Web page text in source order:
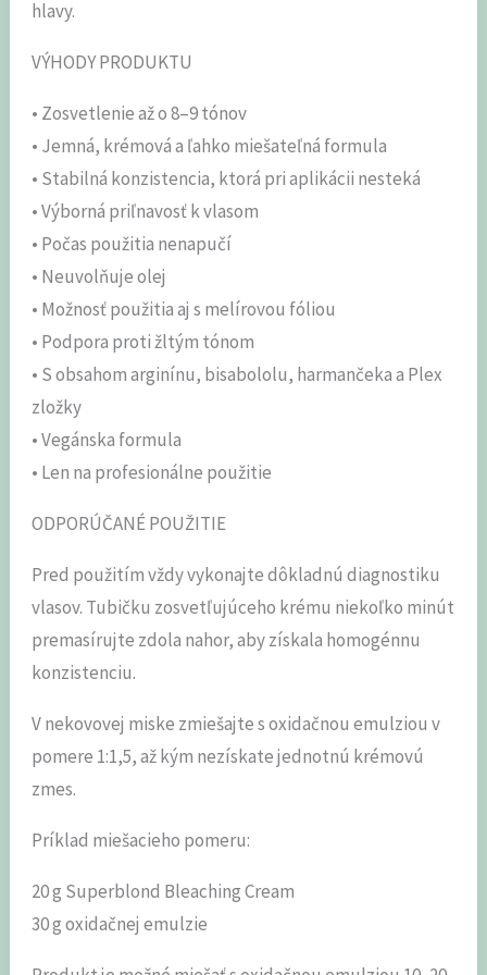
hlavy.
VÝHODY PRODUKTU
• Zosvetlenie až o 8–9 tónov
• Jemná, krémová a ľahko miešateľná formula
• Stabilná konzistencia, ktorá pri aplikácii nesteká
• Výborná priľnavosť k vlasom
• Počas použitia nenapučí
• Neuvolňuje olej
• Možnosť použitia aj s melírovou fóliou
• Podpora proti žltým tónom
• S obsahom arginínu, bisabololu, harmančeka a Plex
zložky
• Vegánska formula
• Len na profesionálne použitie
ODPORÚČANÉ POUŽITIE
Pred použitím vždy vykonajte dôkladnú diagnostiku
vlasov. Tubičku zosvetľujúceho krému niekoľko minút
premasírujte zdola nahor, aby získala homogénnu
konzistenciu.
V nekovovej miske zmiešajte s oxidačnou emulziou v
pomere 1:1,5, až kým nezískate jednotnú krémovú
zmes.
Príklad miešacieho pomeru:
20 g Superblond Bleaching Cream
30 g oxidačnej emulzie